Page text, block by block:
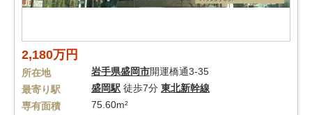
2,180万円
所在地 岩手県盛岡市開運橋通3-35
最寄り駅
盛岡駅 徒歩7分 東北新幹線
専有面積
75.60m²